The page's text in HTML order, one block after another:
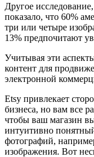
Другое
показало, что 60%
три или четыре
13% предпочитают
Учитывая эти
контент для
электронной
Etsy привлекает
бизнеса, но вам все
чтобы ваш магазин
интуитивно
фотографий,
изображения. Вот